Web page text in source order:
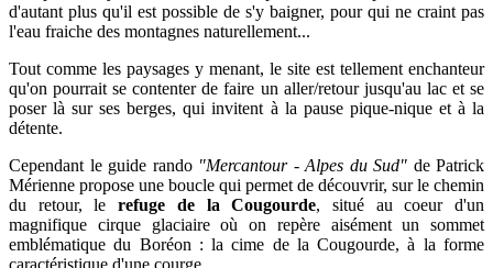
d'autant plus qu'il est possible de s'y baigner, pour qui ne craint pas
l'eau fraiche des montagnes naturellement...
Tout comme les paysages y menant, le site est tellement enchanteur
qu'on pourrait se contenter de faire un aller/retour jusqu'au lac et se
poser là sur ses berges, qui invitent à la pause pique-nique et à la
détente.
Cependant le guide rando "Mercantour - Alpes du Sud" de Patrick
Mérienne propose une boucle qui permet de découvrir, sur le chemin
du retour, lerefuge de la Cougourde, situé au coeur d'un
magnifique cirque glaciaire où on repère aisément un sommet
emblématique du Boréon : la cime de la Cougourde, à la forme
caractéristique d'une courge...